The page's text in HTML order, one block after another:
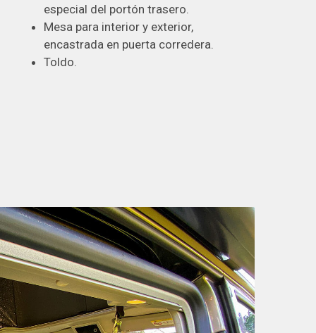
especial del portón trasero.
Mesa para interior y exterior,
encastrada en puerta corredera.
Toldo.